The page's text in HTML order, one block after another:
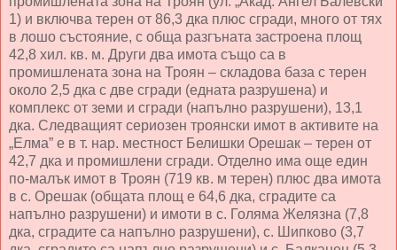
1) и включва терен от 86,3 дка плюс сгради, много от тях
в лошо състояние, с обща разгъната застроена площ
42,8 хил. кв. м. Други два имота също са в
промишлената зона на Троян – складова база с терен
около 2,5 дка с две сгради (едната разрушена) и
комплекс от земи и сгради (напълно разрушени), 13,1
дка. Следващият сериозен троянски имот в активите на
„Елма” е в т. нар. местност Белишки Орешак – терен от
42,7 дка и промишлени сгради. Отделно има още един
по-малък имот в Троян (719 кв. м терен) плюс два имота
в с. Орешак (общата площ е 64,6 дка, сградите са
напълно разрушени) и имоти в с. Голяма Желязна (7,8
дка, сградите са напълно разрушени), с. Шипково (3,7